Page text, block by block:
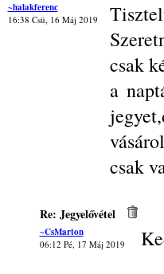
~halakferenc
16:38 Csü, 16 Máj 2019
csak
a
csak
Re: Jegyelővétel
~CsMarton
06:12 Pé, 17 Máj 2019